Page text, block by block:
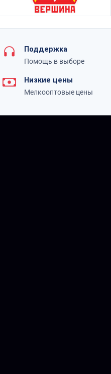
Поддержка
Помощь в выборе
Низкие цены
Мелкооптовые цены